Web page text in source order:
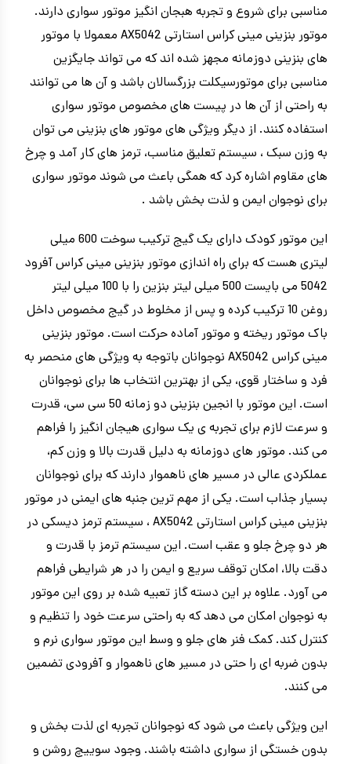
مناسبی برای شروع و تجربه هبجان انگیز موتور سواری دارند.
موتور بنزینی مینی کراس استارتی AX5042 معمولا با موتور
های بنزینی دوزمانه مجهز شده اند که می تواند جایگزین
مناسبی برای موتورسیکلت بزرگسالان باشد و آن ها می توانند
به راحتی از آن ها در پیست های مخصوص موتور سواری
استفاده کنند. از دیگر ویژگی های موتور های بنزینی می توان
به وزن سبک ، سیستم تعلیق مناسب، ترمز های کار آمد و چرخ
های مقاوم اشاره کرد که همگی باعث می شوند موتور سواری
برای نوجوان ایمن و لذت بخش باشد .
این موتور کودک دارای یک گیج ترکیب سوخت 600 میلی
لیتری هست که برای راه اندازی موتور بنزینی مینی کراس آفرود
5042 می بایست 500 میلی لیتر بنزین را با 100 میلی لیتر
روغن 10 ترکیب کرده و پس از مخلوط در گیج مخصوص داخل
باک موتور ریخته و موتور آماده حرکت است. موتور بنزینی
مینی کراس AX5042 نوجوانان باتوجه به ویژگی های منحصر به
فرد و ساختار قوی، یکی از بهترین انتخاب ها برای نوجوانان
است. این موتور با انجین بنزینی دو زمانه 50 سی سی، قدرت
و سرعت لازم برای تجربه ی یک سواری هیجان انگیز را فراهم
می کند. موتور های دوزمانه به دلیل قدرت بالا و وزن کم،
عملکردی عالی در مسیر های ناهموار دارند که برای نوجوانان
بسیار جذاب است. یکی از مهم ترین جنبه های ایمنی در موتور
بنزینی مینی کراس استارتی AX5042 ، سیستم ترمز دیسکی در
هر دو چرخ جلو و عقب است. این سیستم ترمز با قدرت و
دقت بالا، امکان توقف سریع و ایمن را در هر شرایطی فراهم
می آورد. علاوه بر این دسته گاز تعبیه شده بر روی این موتور
به نوجوان امکان می دهد که به راحتی سرعت خود را تنظیم و
کنترل کند. کمک فنر های جلو و وسط این موتور سواری نرم و
بدون ضربه ای را حتی در مسیر های ناهموار و آفرودی تضمین
می کنند.
این ویژگی باعث می شود که نوجوانان تجربه ای لذت بخش و
بدون خستگی از سواری داشته باشند. وجود سوییچ روشن و